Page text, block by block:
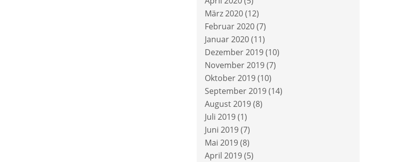
März 2020(12)
Februar 2020(7)
Januar 2020(11)
Dezember 2019(10)
November 2019(7)
Oktober 2019(10)
September 2019(14)
August 2019(8)
Juli 2019(1)
Juni 2019(7)
Mai 2019(8)
April 2019(5)